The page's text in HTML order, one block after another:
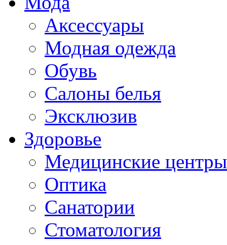
Аксессуары
Модная одежда
Обувь
Салоны белья
Эксклюзив
Здоровье
Медицинские центры
Оптика
Санатории
Стоматология